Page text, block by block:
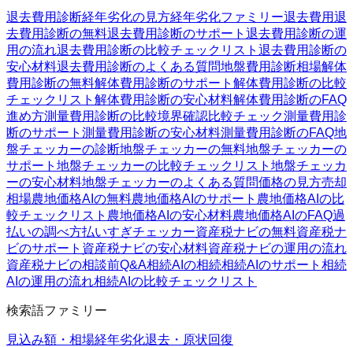
退去費用診断経年劣化の見方経年劣化ファミリー退去費用退
去費用診断の無料退去費用診断のサポート 退去費用診断の運
用の流れ退去費用診断の比較チェックリスト 退去費用診断の
安心材料退去費用診断のよくある質問地盤費用診断相場解体
費用診断の無料解体費用診断のサポート 解体費用診断の比較
チェックリスト 解体費用診断の安心材料解体費用診断のFAQ
進め方測量費用診断の比較境界確認比較チェック測量費用診
断のサポート 測量費用診断の安心材料測量費用診断のFAQ地
盤チェッカーの診断地盤チェッカーの無料地盤チェッカーの
サポート 地盤チェッカーの比較チェックリスト 地盤チェッカ
ーの安心材料地盤チェッカーのよくある質問価格の見方売却
相場農地価格AIの無料農地価格AIのサポート 農地価格AIの比
較チェックリスト 農地価格AIの安心材料農地価格AIのFAQ過
払いの調べ方払いすぎチェッカー資産税ナビの無料資産税ナ
ビのサポート 資産税ナビの安心材料資産税ナビの運用の流れ
資産税ナビの相談前Q&A相続AIの相続相続AIのサポート 相続
AIの運用の流れ相続AIの比較チェックリスト
検索語ファミリー
見込み額・相場経年劣化退去・原状回復